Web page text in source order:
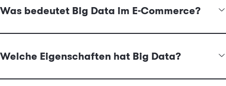
Was bedeutet Big Data im E-Commerce?
im digitalen Handel entstehen, zum Beispiel aus Shopsystemen,
Warenwirtschaft, Produktkatalogen sowie Klick- und
Welche Eigenschaften hat Big Data?